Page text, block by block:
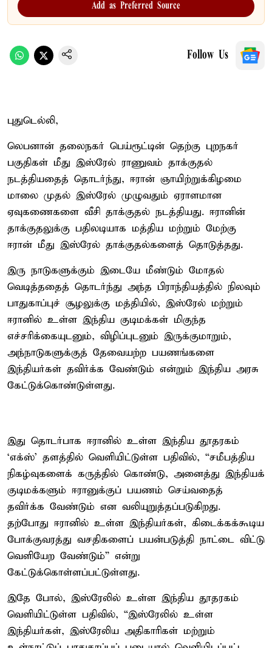
Add as Preferred Source
Follow Us
புதுடெல்லி,
லெபனான் தலைநகர் பெய்ரூட்டின் தெற்கு புறநகர்
பகுதிகள் மீது இஸ்ரேல் ராணுவம் தாக்குதல்
நடத்தியதைத் தொடர்ந்து, ஈரான் ஞாயிற்றுக்கிழமை
மாலை முதல் இஸ்ரேல் முழுவதும் ஏராளமான
ஏவுகணைகளை வீசி தாக்குதல் நடத்தியது. ஈரானின்
தாக்குதலுக்கு பதிலடியாக மத்திய மற்றும் மேற்கு
ஈரான் மீது இஸ்ரேல் தாக்குதல்களைத் தொடுத்தது.
இரு நாடுகளுக்கும் இடையே மீண்டும் மோதல்
வெடித்ததைத் தொடர்ந்து அந்த பிராந்தியத்தில் நிலவும்
பாதுகாப்புச் சூழலுக்கு மத்தியில், இஸ்ரேல் மற்றும்
ஈரானில் உள்ள இந்திய குடிமக்கள் மிகுந்த
எச்சரிக்கையுடனும், விழிப்புடனும் இருக்குமாறும்,
அந்நாடுகளுக்குத் தேவையற்ற பயணங்களை
இந்தியர்கள் தவிர்க்க வேண்டும் என்றும் இந்திய அரசு
கேட்டுக்கொண்டுள்ளது.
இது தொடர்பாக ஈரானில் உள்ள இந்திய தூதரகம்
‘எக்ஸ்’ தளத்தில் வெளியிட்டுள்ள பதிவில், “சமீபத்திய
நிகழ்வுகளைக் கருத்தில் கொண்டு, அனைத்து இந்தியக்
குடிமக்களும் ஈரானுக்குப் பயணம் செய்வதைத்
தவிர்க்க வேண்டும் என வலியுறுத்தப்படுகிறது.
தற்போது ஈரானில் உள்ள இந்தியர்கள், கிடைக்கக்கூடிய
போக்குவரத்து வசதிகளைப் பயன்படுத்தி நாட்டை விட்டு
வெளியேற வேண்டும்” என்று
கேட்டுக்கொள்ளப்பட்டுள்ளது.
இதே போல், இஸ்ரேலில் உள்ள இந்திய தூதரகம்
வெளியிட்டுள்ள பதிவில், “இஸ்ரேலில் உள்ள
இந்தியர்கள், இஸ்ரேலிய அதிகாரிகள் மற்றும்